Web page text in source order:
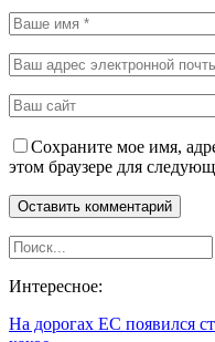
Сохраните мое имя,
этом браузере для
Интересное:
На дорогах ЕС появился